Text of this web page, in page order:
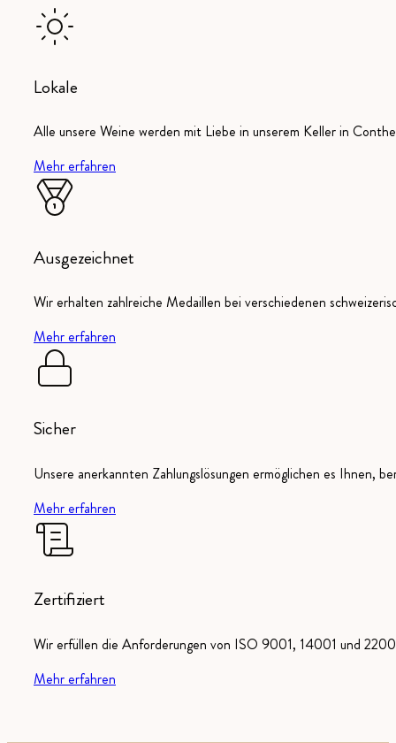
Lokale
Alle unsere Weine werden mit Liebe in unserem Keller in
Mehr erfahren
Ausgezeichnet
Wir erhalten zahlreiche Medaillen bei verschiedenen
Mehr erfahren
Sicher
Unsere anerkannten Zahlungslösungen ermöglichen es Ihnen,
Mehr erfahren
Zertifiziert
Wir erfüllen die Anforderungen von ISO 9001, 14001 und
Mehr erfahren